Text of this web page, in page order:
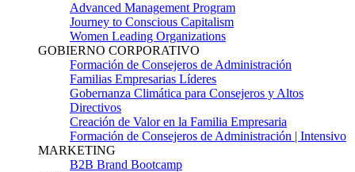
Advanced Management Program
Journey to Conscious Capitalism
Women Leading Organizations
GOBIERNO CORPORATIVO
Formación de Consejeros de Administración
Familias Empresarias Líderes
Gobernanza Climática para Consejeros y Altos
Directivos
Creación de Valor en la Familia Empresaria
Formación de Consejeros de Administración | Intensivo
MARKETING
B2B Brand Bootcamp